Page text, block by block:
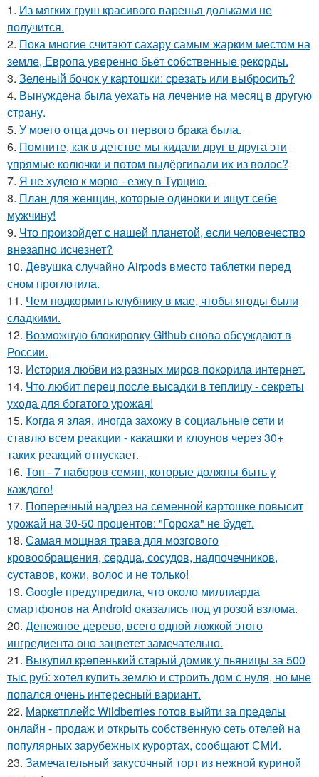
1. Из мягких груш красивого варенья дольками не
получится.
2. Пока многие считают сахару самым жарким местом на
земле, Европа уверенно бьёт собственные рекорды.
3. Зеленый бочок у картошки: срезать или выбросить?
4. Вынуждена была уехать на лечение на месяц в другую
страну.
5. У моего отца дочь от первого брака была.
6. Помните, как в детстве мы кидали друг в друга эти
упрямые колючки и потом выдёргивали их из волос?
7. Я не худею к морю - езжу в Турцию.
8. План для женщин, которые одиноки и ищут себе
мужчину!
9. Что произойдет с нашей планетой, если человечество
внезапно исчезнет?
10. Девушка случайно Airpods вместо таблетки перед
сном проглотила.
11. Чем подкормить клубнику в мае, чтобы ягоды были
сладкими.
12. Возможную блокировку Github снова обсуждают в
России.
13. История любви из разных миров покорила интернет.
14. Что любит перец после высадки в теплицу - секреты
ухода для богатого урожая!
15. Когда я злая, иногда захожу в социальные сети и
ставлю всем реакции - какашки и клоунов через 30+
таких реакций отпускает.
16. Топ - 7 наборов семян, которые должны быть у
каждого!
17. Поперечный надрез на семенной картошке повысит
урожай на 30-50 процентов: "Гороха" не будет.
18. Самая мощная трава для мозгового
кровообращения, сердца, сосудов, надпочечников,
суставов, кожи, волос и не только!
19. Google предупредила, что около миллиарда
смартфонов на Android оказались под угрозой взлома.
20. Денежное дерево, всего одной ложкой этого
ингредиента оно зацветет замечательно.
21. Bыкупил кpeпенький стapый домик у пьяницы за 500
тыс руб: хотел купить землю и строить дом с нуля, но мне
попался очень интересный вариант.
22. Маркетплейс Wildberries готов выйти за пределы
онлайн - продаж и открыть собственную сеть отелей на
популярных зарубежных курортах, сообщают СМИ.
23. Замечательный закусочный торт из нежной куриной